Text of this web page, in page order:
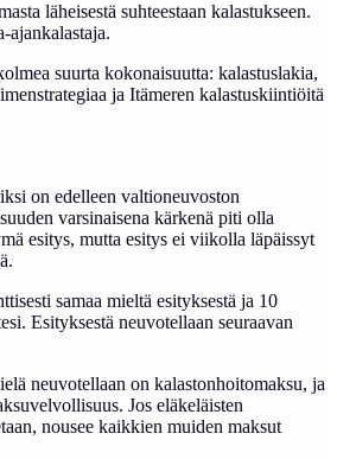
läheisestä suhteestaan kalastukseen.
ajankalastaja.
suurta kokonaisuutta: kalastuslakia,
ja Itämeren kalastuskiintiöitä
on edelleen valtioneuvoston
varsinaisena kärkenä piti olla
esitys, mutta esitys ei viikolla läpäissyt
samaa mieltä esityksestä ja 10
Esityksestä neuvotellaan seuraavan
neuvotellaan on kalastonhoitomaksu, ja
Jos eläkeläisten
nousee kaikkien muiden maksut